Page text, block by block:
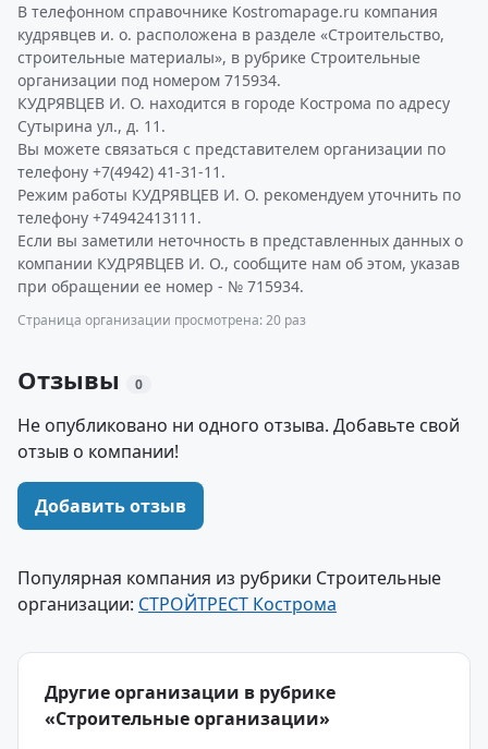
В телефонном справочнике Kostromapage.ru компания
кудрявцев и. о. расположена в разделе «Строительство,
строительные материалы», в рубрике Строительные
организации под номером 715934.
КУДРЯВЦЕВ И. О. находится в городе Кострома по адресу
Сутырина ул., д. 11.
Вы можете связаться с представителем организации по
телефону +7(4942) 41-31-11.
Режим работы КУДРЯВЦЕВ И. О. рекомендуем уточнить по
телефону +74942413111.
Если вы заметили неточность в представленных данных о
компании КУДРЯВЦЕВ И. О., сообщите нам об этом, указав
при обращении ее номер - № 715934.
Страница организации просмотрена: 20 раз
Отзывы 0
Не опубликовано ни одного отзыва. Добавьте свой
отзыв о компании!
Добавить отзыв
Популярная компания из рубрики Строительные
организации: СТРОЙТРЕСТ Кострома
Другие организации в рубрике
«Строительные организации»